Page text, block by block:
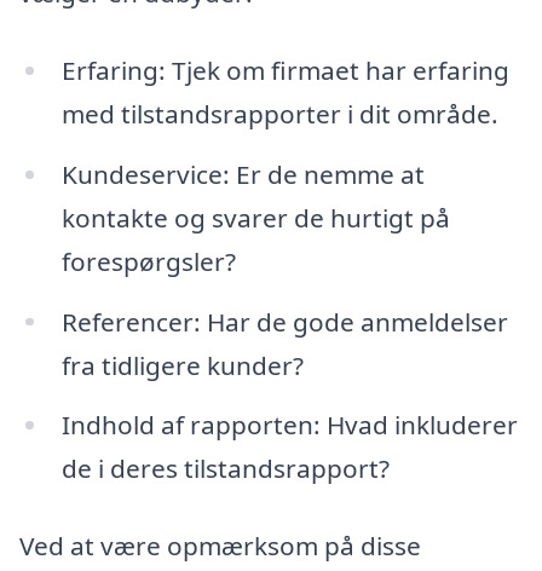
Erfaring: Tjek om firmaet har erfaring
med tilstandsrapporter i dit område.
Kundeservice: Er de nemme at
kontakte og svarer de hurtigt på
forespørgsler?
Referencer: Har de gode anmeldelser
fra tidligere kunder?
Indhold af rapporten: Hvad inkluderer
de i deres tilstandsrapport?
Ved at være opmærksom på disse